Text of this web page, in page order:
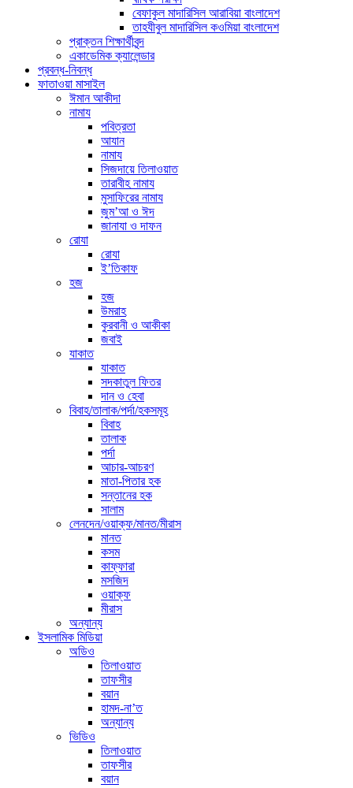
বেফাকুল মাদারিসিল আরাবিয়া বাংলাদেশ
তাহযীবুল মাদারিসিল কওমিয়া বাংলাদেশ
প্রাক্তন শিক্ষার্থীবৃন্দ
একাডেমিক ক্যালেন্ডার
প্রবন্ধ-নিবন্ধ
ফাতাওয়া মাসাইল
ঈমান আকীদা
নামায
পবিত্রতা
আযান
নামায
সিজদায়ে তিলাওয়াত
তারাবীহ নামায
মুসাফিরের নামায
জুম’আ ও ঈদ
জানাযা ও দাফন
রোযা
রোযা
ই’তিকাফ
হজ
হজ
উমরাহ
কুরবানী ও আকীকা
জবাই
যাকাত
যাকাত
সদকাতুল ফিতর
দান ও হেবা
বিবাহ/তালাক/পর্দা/হকসমূহ
বিবাহ
তালাক
পর্দা
আচার-আচরণ
মাতা-পিতার হক
সন্তানের হক
সালাম
লেনদেন/ওয়াক্ফ/মানত/মীরাস
মানত
কসম
কাফ্ফারা
মসজিদ
ওয়াক্ফ
মীরাস
অন্যান্য
ইসলামিক মিডিয়া
অডিও
তিলাওয়াত
তাফসীর
বয়ান
হামদ-না’ত
অন্যান্য
ভিডিও
তিলাওয়াত
তাফসীর
বয়ান